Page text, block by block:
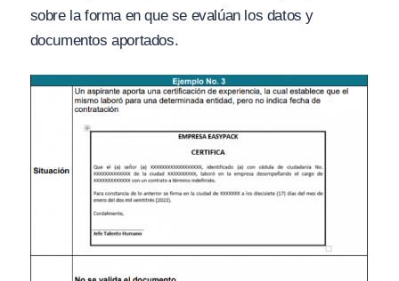
sobre la forma en que se evalúan los datos y
documentos aportados.